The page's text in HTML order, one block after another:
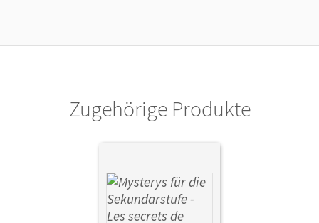
Zugehörige Produkte